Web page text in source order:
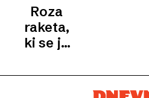
Roza
raketa,
ki se je
boji: